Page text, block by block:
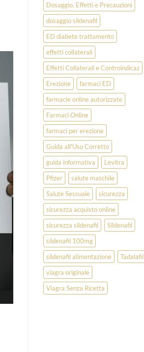
Dosaggio, Effetti e Precauzioni
dosaggio sildenafil
ED diabete trattamento
effetti collaterali
Effetti Collaterali e Controindicaz
Erezione
farmaci ED
farmacie online autorizzate
Farmaci Online
farmaci per erezione
Guida all'Uso Corretto
guida informativa
Levitra
Pfizer
salute maschile
Salute Sessuale
sicurezza
sicurezza acquisto online
sicurezza sildenafil
Sildenafil
sildenafil 100mg
sildenafil alimentazione
Tadalafil
viagra originale
Viagra Senza Ricetta